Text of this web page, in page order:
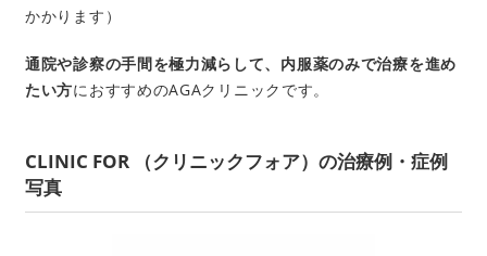
かかります）
通院や診察の手間を極力減らして、内服薬のみで治療を進め
たい方におすすめのAGAクリニックです。
CLINIC FOR （クリニックフォア）の治療例・症例
写真